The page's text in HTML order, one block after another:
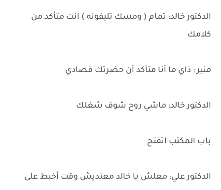
الدكتور خالد: تمام ( ومسك تليفونه ) انت متأكد من
كلامك
منير : ذاي ما أنا متأكد أن حضرتك قصادي
الدكتور خالد: ماشي روح شوف شغلك
باب المكتب اتفتح
الدكتور علي: معلش يا خالد معنديش وقت أخبط على